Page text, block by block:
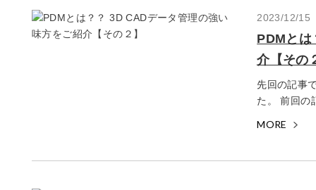
2023/12/15
PDMとは
介【その
先回の記事
た。 前回の
MORE